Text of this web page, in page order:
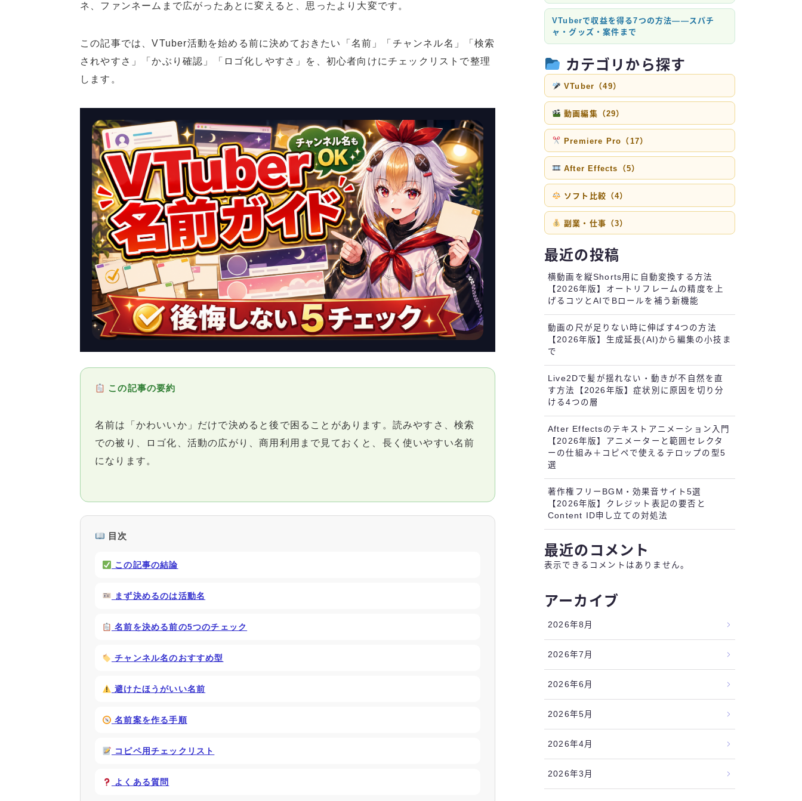
ネ、ファンネームまで広がったあとに変えると、思ったより大変です。
この記事では、VTuber活動を始める前に決めておきたい「名前」「チャンネル名」「検索
されやすさ」「かぶり確認」「ロゴ化しやすさ」を、初心者向けにチェックリストで整理
します。
この記事の要約
名前は「かわいいか」だけで決めると後で困ることがあります。読みやすさ、検索
での被り、ロゴ化、活動の広がり、商用利用まで見ておくと、長く使いやすい名前
になります。
目次
この記事の結論
まず決めるのは活動名
名前を決める前の5つのチェック
チャンネル名のおすすめ型
避けたほうがいい名前
名前案を作る手順
コピペ用チェックリスト
よくある質問
VTuberで収益を得る7つの方法——スパチ
ャ・グッズ・案件まで
カテゴリから探す
VTuber（49）
動画編集（29）
Premiere Pro（17）
After Effects（5）
ソフト比較（4）
副業・仕事（3）
最近の投稿
横動画を縦Shorts用に自動変換する方法
【2026年版】オートリフレームの精度を上
げるコツとAIでBロールを補う新機能
動画の尺が足りない時に伸ばす4つの方法
【2026年版】生成延長(AI)から編集の小技ま
で
Live2Dで髪が揺れない・動きが不自然を直
す方法【2026年版】症状別に原因を切り分
ける4つの層
After Effectsのテキストアニメーション入門
【2026年版】アニメーターと範囲セレクタ
ーの仕組み＋コピペで使えるテロップの型5
選
著作権フリーBGM・効果音サイト5選
【2026年版】クレジット表記の要否と
Content ID申し立ての対処法
最近のコメント
表示できるコメントはありません。
アーカイブ
2026年8月
2026年7月
2026年6月
2026年5月
2026年4月
2026年3月